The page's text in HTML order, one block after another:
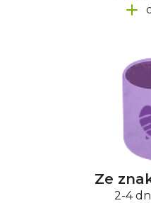
Ze
2-4